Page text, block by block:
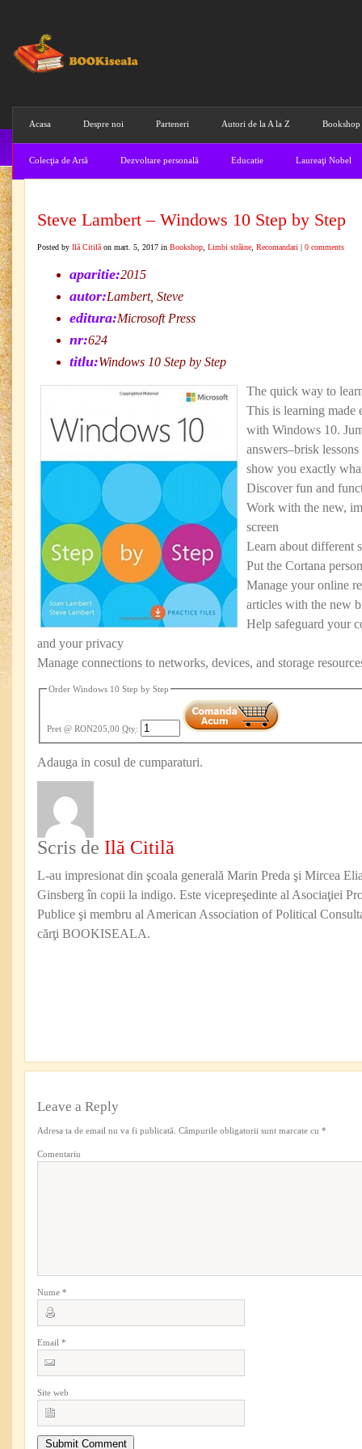
Acasa Despre noi Parteneri Autori de la A la Z Bookshop
Colecţia de Artă Dezvoltare personală Educatie Laureaţi Nobel
Steve Lambert – Windows 10 Step by Step
Posted by Ilă Citilă on mart. 5, 2017 in Bookshop Limbi străine Recomandari | 0 comments
aparitie:2015
autor:Lambert, Steve
editura:Microsoft Press
nr:624
titlu:Windows 10 Step by Step
The quick way to
This is learning made
with Windows 10.
answers–brisk
show you exactly
Discover fun and
Work with the new,
screen
Learn about different
Put the Cortana
Manage your online
articles with the new
Help safeguard your
and your privacy
Manage connections to networks, devices, and storage
Order Windows 10 Step by Step
Pret @ RON205,00 Qty:
Adauga in cosul de cumparaturi.
Scris de Ilă Citilă
L-au impresionat din şcoala generală Marin Preda şi Mircea
Ginsberg în copii la indigo. Este vicepreşedinte al Asociaţiei
Publice şi membru al American Association of Political
cărţi BOOKISEALA.
Leave a Reply
Adresa ta de email nu va fi publicată. Câmpurile obligatorii sunt marcate cu *
Comentariu
Nume *
Email *
Site web